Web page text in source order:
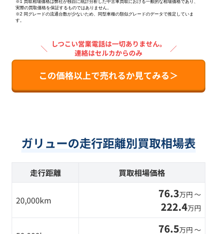
※1 買取相場価格は弊社が独自に統計分析した中古車買取における一般的な相場価格であり、
実際の買取価格を保証するものではありません。
※2 同グレードの流通台数が少ないため、同型車種の類似グレードのデータで推定していま
す。
＼ しつこい営業電話は一切ありません。
連絡はセルカからのみ
／
この価格以上で売れるか見てみる＞
ガリューの走行距離別買取相場表
走行距離 買取相場価格
20,000km 76.3万円 〜
222.4万円
76.5万円 〜